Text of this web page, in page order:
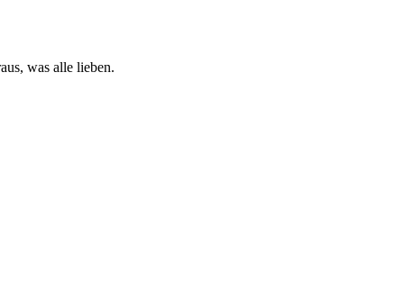
was alle lieben.